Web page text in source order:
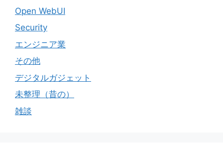
Open WebUI
Security
エンジニア業
その他
デジタルガジェット
未整理（昔の）
雑談